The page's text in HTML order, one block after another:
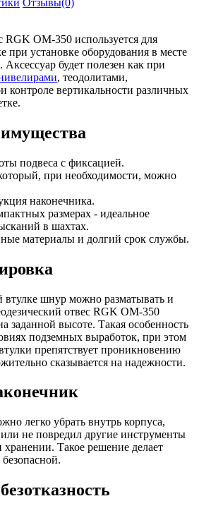
OM-350 используется для
при установке оборудования в месте
будет полезен как при
, теодолитами,
контроле вертикальности различных
подвеса с фиксацией.
при необходимости, можно
наконечника.
размерах - идеальное
в шахтах.
материалы и долгий срок службы.
втулке шнур можно разматывать и
отвес RGK OM-350
заданной высоте. Такая особенность
подземных выработок, при этом
препятствует проникновению
сказывается на надежности.
легко убрать внутрь корпуса,
не повредил другие инструменты
Такое решение делает